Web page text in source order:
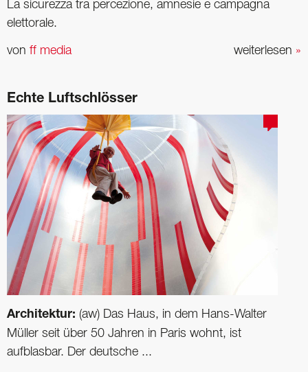
La sicurezza tra percezione, amnesie e campagna
elettorale.
weiterlesen »
von ff media
Echte Luftschlösser
Architektur: (aw) Das Haus, in dem Hans-Walter
Müller seit über 50 Jahren in Paris wohnt, ist
aufblasbar. Der deutsche ...